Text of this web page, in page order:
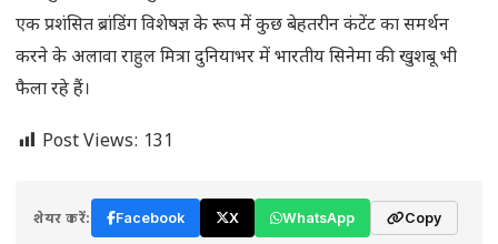
एक प्रशंसित ब्रांडिंग विशेषज्ञ के रूप में कुछ बेहतरीन कंटेंट का समर्थन
करने के अलावा राहुल मित्रा दुनियाभर में भारतीय सिनेमा की खुशबू भी
फैला रहे हैं।
Post Views: 131
शेयर करें: Facebook X WhatsApp Copy